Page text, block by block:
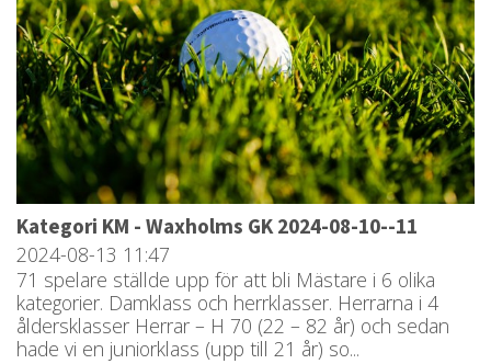
Kategori KM - Waxholms GK 2024-08-10--11
2024-08-13 11:47
71 spelare ställde upp för att bli Mästare i 6 olika
kategorier. Damklass och herrklasser. Herrarna i 4
åldersklasser Herrar – H 70 (22 – 82 år) och sedan
hade vi en juniorklass (upp till 21 år) so...